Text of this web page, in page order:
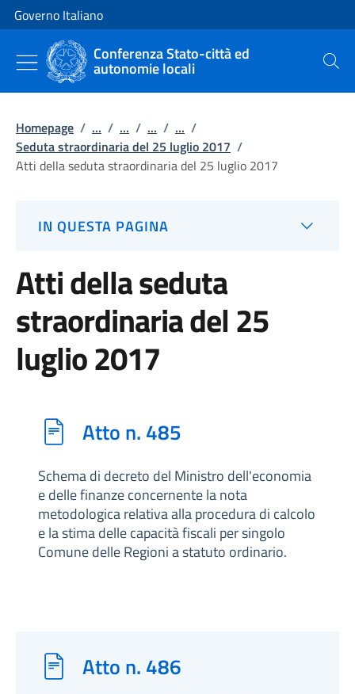
Vai al contenuto
Vai alla navigazione del sito
Governo Italiano
Conferenza Stato-città ed
autonomie locali Cerca
Homepage / ... / ... / ... / ... /
Seduta straordinaria del 25 luglio 2017 /
Atti della seduta straordinaria del 25 luglio 2017
IN QUESTA PAGINA
Atti della seduta
straordinaria del 25
luglio 2017
Atto n. 485
Schema di decreto del Ministro dell'economia
e delle finanze concernente la nota
metodologica relativa alla procedura di calcolo
e la stima delle capacità fiscali per singolo
Comune delle Regioni a statuto ordinario.
Atto n. 486